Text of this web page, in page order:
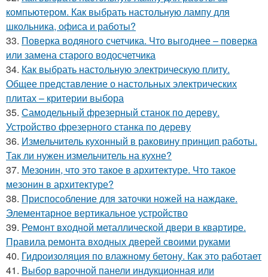
компьютером. Как выбрать настольную лампу для
школьника, офиса и работы?
33. Поверка водяного счетчика. Что выгоднее – поверка
или замена старого водосчетчика
34. Как выбрать настольную электрическую плиту.
Общее представление о настольных электрических
плитах – критерии выбора
35. Самодельный фрезерный станок по дереву.
Устройство фрезерного станка по дереву
36. Измельчитель кухонный в раковину принцип работы.
Так ли нужен измельчитель на кухне?
37. Мезонин, что это такое в архитектуре. Что такое
мезонин в архитектуре?
38. Приспособление для заточки ножей на наждаке.
Элементарное вертикальное устройство
39. Ремонт входной металлической двери в квартире.
Правила ремонта входных дверей своими руками
40. Гидроизоляция по влажному бетону. Как это работает
41. Выбор варочной панели индукционная или